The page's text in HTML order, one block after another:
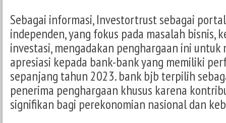
Sebagai informasi, Investortrust sebagai
independen, yang fokus pada masalah bisnis,
investasi, mengadakan penghargaan ini untuk
apresiasi kepada bank-bank yang memiliki
sepanjang tahun 2023. bank bjb terpilih
penerima penghargaan khusus karena
signifikan bagi perekonomian nasional dan